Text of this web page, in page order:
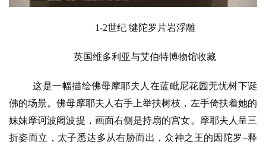
1-2世纪 犍陀罗片岩浮雕
英国维多利亚与艾伯特博物馆收藏
这是一幅描绘佛母摩耶夫人在蓝毗尼花园无忧树下诞
佛的场景。佛母摩耶夫人右手上举扶树枝，左手倚扶着她的
妹妹摩诃波阇波提，画面右侧是持扇的宫女。摩耶夫人呈三
折姿而立，太子悉达多从右胁而出，众神之王的因陀罗–释